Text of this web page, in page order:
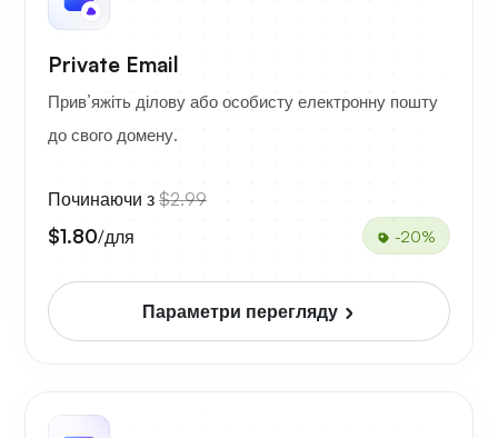
Private Email
Прив’яжіть ділову або особисту електронну пошту
до свого домену.
Починаючи з $2.99
$1.80/для -20%
Параметри перегляду